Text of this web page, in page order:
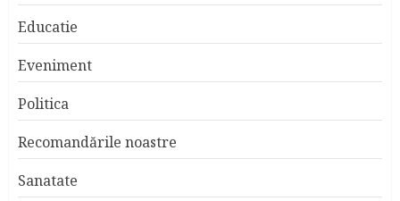
Educatie
Eveniment
Politica
Recomandările noastre
Sanatate